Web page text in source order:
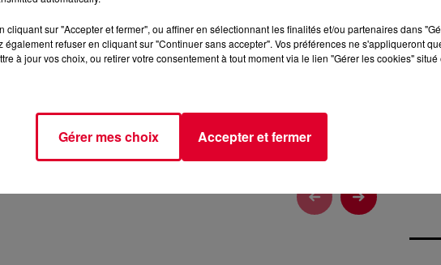
house et de découverte électronique
MIX :
cliquant sur "Accepter et fermer", ou affiner en sélectionnant les finalités et/ou partenaires dans
également refuser en cliquant sur "Continuer sans accepter". Vos préférences ne s'appliqueront
à jour vos choix, ou retirer votre consentement à tout moment via le lien "Gérer les cookies" situé
Gérer mes choix Accepter et fermer